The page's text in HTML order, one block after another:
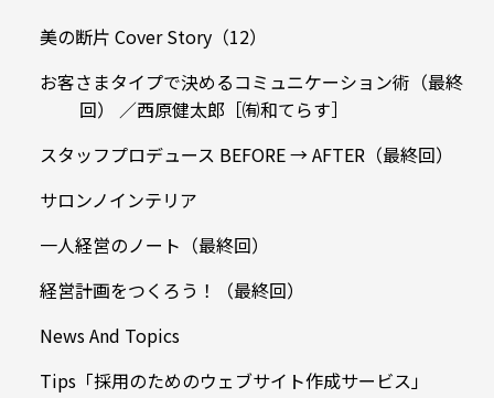
美の断片 Cover Story（12）
お客さまタイプで決めるコミュニケーション術（最終
回） ／西原健太郎［㈲和てらす］
スタッフプロデュース BEFORE → AFTER（最終回）
サロンノインテリア
一人経営のノート（最終回）
経営計画をつくろう！（最終回）
News And Topics
Tips「採用のためのウェブサイト作成サービス」